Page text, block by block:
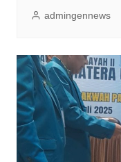
admingennews